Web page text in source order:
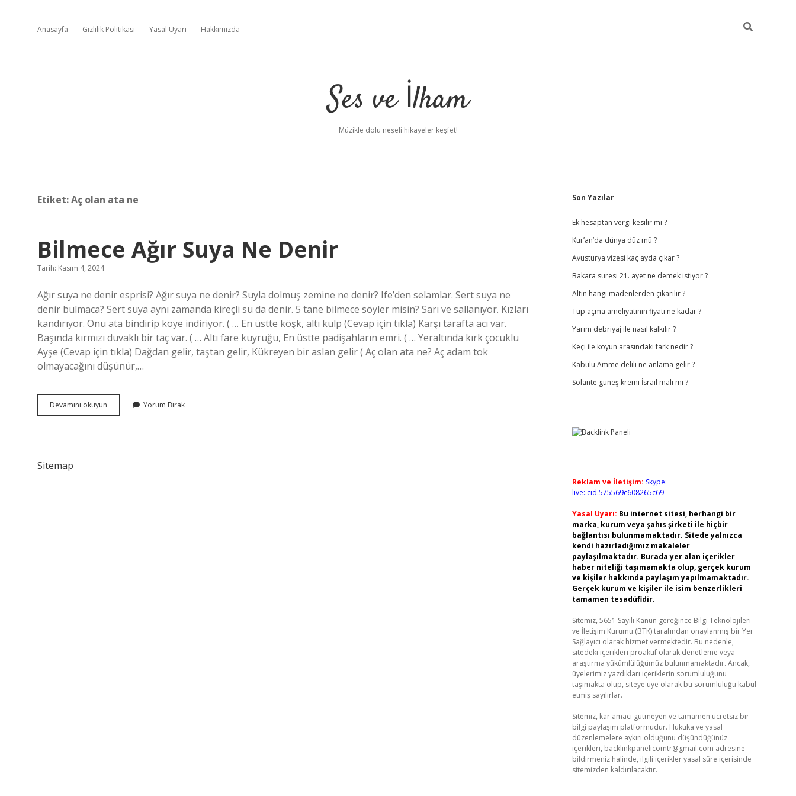
Anasayfa Gizlilik Politikası Yasal Uyarı Hakkımızda
Ses ve İlham
Müzikle dolu neşeli hikayeler keşfet!
Etiket:Aç olan ata ne
Bilmece Ağır Suya Ne Denir
Tarih: Kasım 4, 2024
Ağır suya ne denir esprisi? Ağır suya ne denir? Suyla dolmuş zemine ne denir? Ife’den selamlar. Sert suya ne
denir bulmaca? Sert suya aynı zamanda kireçli su da denir. 5 tane bilmece söyler misin? Sarı ve sallanıyor. Kızları
kandırıyor. Onu ata bindirip köye indiriyor. ( … En üstte köşk, altı kulp (Cevap için tıkla) Karşı tarafta acı var.
Başında kırmızı duvaklı bir taç var. ( … Altı fare kuyruğu, En üstte padişahların emri. ( … Yeraltında kırk çocuklu
Ayşe (Cevap için tıkla) Dağdan gelir, taştan gelir, Kükreyen bir aslan gelir ( Aç olan ata ne? Aç adam tok
olmayacağını düşünür,…
Devamını okuyun Bilmece
Ağır
Yorum Bırak
Sitemap
Sidebar
Son Yazılar
Ek hesaptan vergi kesilir mi ?
Kur’an’da dünya düz mü ?
Avusturya vizesi kaç ayda çıkar ?
Bakara suresi 21. ayet ne demek istiyor ?
Altın hangi madenlerden çıkarılır ?
Tüp açma ameliyatının fiyatı ne kadar ?
Yarım debriyaj ile nasıl kalkılır ?
Keçi ile koyun arasındaki fark nedir ?
Kabulü Amme delili ne anlama gelir ?
Solante güneş kremi İsrail malı mı ?
Reklam ve İletişim: Skype:
live:.cid.575569c608265c69
Yasal Uyarı: Bu internet sitesi, herhangi bir
marka, kurum veya şahıs şirketi ile hiçbir
bağlantısı bulunmamaktadır. Sitede yalnızca
kendi hazırladığımız makaleler
paylaşılmaktadır. Burada yer alan içerikler
haber niteliği taşımamakta olup, gerçek kurum
ve kişiler hakkında paylaşım yapılmamaktadır.
Gerçek kurum ve kişiler ile isim benzerlikleri
tamamen tesadüfidir.
Sitemiz, 5651 Sayılı Kanun gereğince Bilgi Teknolojileri
ve İletişim Kurumu (BTK) tarafından onaylanmış bir Yer
Sağlayıcı olarak hizmet vermektedir. Bu nedenle,
sitedeki içerikleri proaktif olarak denetleme veya
araştırma yükümlülüğümüz bulunmamaktadır. Ancak,
üyelerimiz yazdıkları içeriklerin sorumluluğunu
taşımakta olup, siteye üye olarak bu sorumluluğu kabul
etmiş sayılırlar.
Sitemiz, kar amacı gütmeyen ve tamamen ücretsiz bir
bilgi paylaşım platformudur. Hukuka ve yasal
düzenlemelere aykırı olduğunu düşündüğünüz
içerikleri, backlinkpanelicomtr@gmail.com adresine
bildirmeniz halinde, ilgili içerikler yasal süre içerisinde
sitemizden kaldırılacaktır.